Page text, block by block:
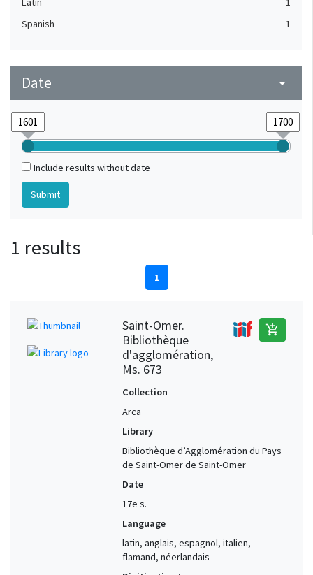
Spanish
1
Date arrow_drop_down
Include results without date
1 results
1
Saint-Omer.
Bibliothèque
d'agglomération,
Ms. 673
add_shopping_cart
Collection
Arca
Library
Bibliothèque d’Agglomération du Pays
de Saint-Omer de Saint-Omer
Date
17e s.
Language
latin, anglais, espagnol, italien,
flamand, néerlandais